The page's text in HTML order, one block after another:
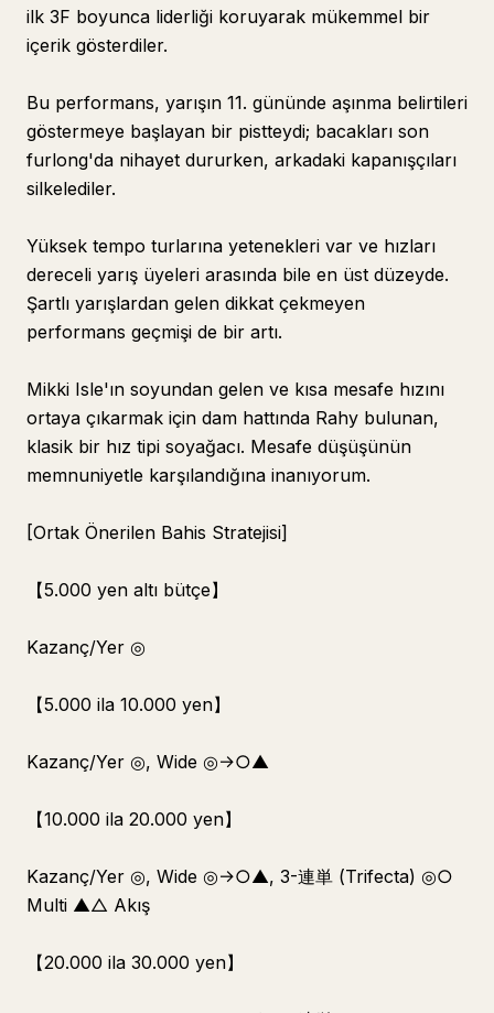
ilk 3F boyunca liderliği koruyarak mükemmel bir
içerik gösterdiler.
Bu performans, yarışın 11. gününde aşınma belirtileri
göstermeye başlayan bir pistteydi; bacakları son
furlong'da nihayet dururken, arkadaki kapanışçıları
silkelediler.
Yüksek tempo turlarına yetenekleri var ve hızları
dereceli yarış üyeleri arasında bile en üst düzeyde.
Şartlı yarışlardan gelen dikkat çekmeyen
performans geçmişi de bir artı.
Mikki Isle'ın soyundan gelen ve kısa mesafe hızını
ortaya çıkarmak için dam hattında Rahy bulunan,
klasik bir hız tipi soyağacı. Mesafe düşüşünün
memnuniyetle karşılandığına inanıyorum.
[Ortak Önerilen Bahis Stratejisi]
【5.000 yen altı bütçe】
Kazanç/Yer ◎
【5.000 ila 10.000 yen】
Kazanç/Yer ◎, Wide ◎→○▲
【10.000 ila 20.000 yen】
Kazanç/Yer ◎, Wide ◎→○▲, 3-連単 (Trifecta) ◎○
Multi ▲△ Akış
【20.000 ila 30.000 yen】